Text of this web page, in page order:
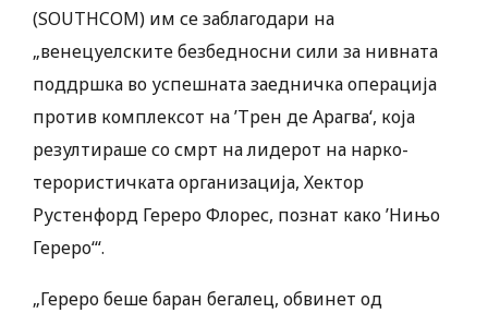
(SOUTHCOM) им се заблагодари на
„венецуелските безбедносни сили за нивната
поддршка во успешната заедничка операција
против комплексот на ’Трен де Арагва‘, која
резултираше со смрт на лидерот на нарко-
терористичката организација, Хектор
Рустенфорд Гереро Флорес, познат како ’Нињо
Гереро‘“.
„Гереро беше баран бегалец, обвинет од